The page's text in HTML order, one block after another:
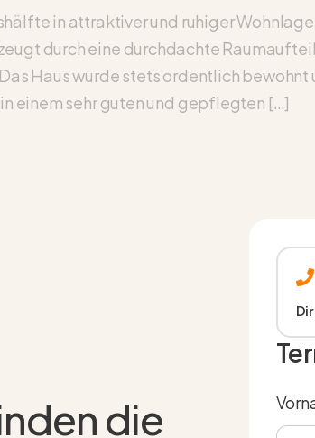
in attraktiver und ruhiger
durch eine durchdachte
Haus wurde stets ordentlich
einem sehr guten und gepflegten […]
die